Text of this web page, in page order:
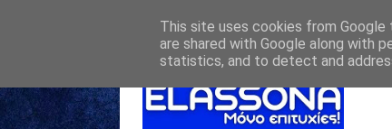
This site uses cookies from
are shared with Google along with
statistics, and to detect and